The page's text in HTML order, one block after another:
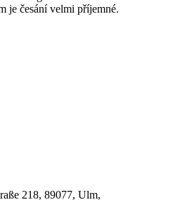
je česání velmi příjemné.
218, 89077, Ulm,